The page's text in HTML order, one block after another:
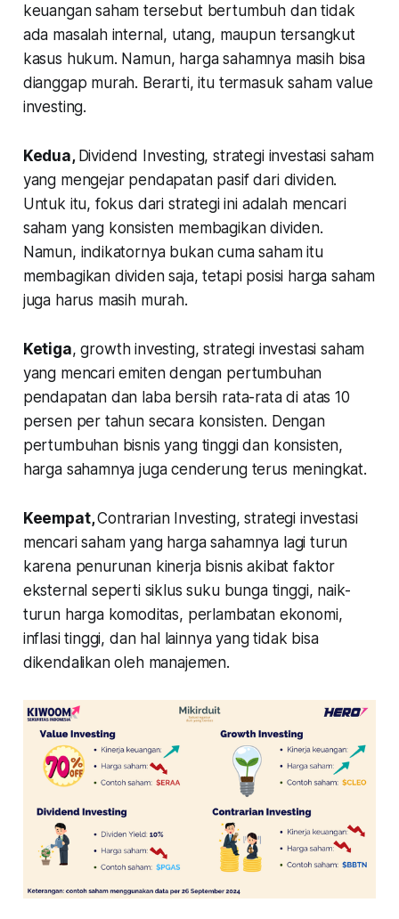
keuangan saham tersebut bertumbuh dan tidak
ada masalah internal, utang, maupun tersangkut
kasus hukum. Namun, harga sahamnya masih bisa
dianggap murah. Berarti, itu termasuk saham value
investing.
Kedua, Dividend Investing, strategi investasi saham
yang mengejar pendapatan pasif dari dividen.
Untuk itu, fokus dari strategi ini adalah mencari
saham yang konsisten membagikan dividen.
Namun, indikatornya bukan cuma saham itu
membagikan dividen saja, tetapi posisi harga saham
juga harus masih murah.
Ketiga,growth investing, strategi investasi saham
yang mencari emiten dengan pertumbuhan
pendapatan dan laba bersih rata-rata di atas 10
persen per tahun secara konsisten. Dengan
pertumbuhan bisnis yang tinggi dan konsisten,
harga sahamnya juga cenderung terus meningkat.
Keempat,Contrarian Investing,strategi investasi
mencari saham yang harga sahamnya lagi turun
karena penurunan kinerja bisnis akibat faktor
eksternal seperti siklus suku bunga tinggi, naik-
turun harga komoditas, perlambatan ekonomi,
inflasi tinggi, dan hal lainnya yang tidak bisa
dikendalikan oleh manajemen.